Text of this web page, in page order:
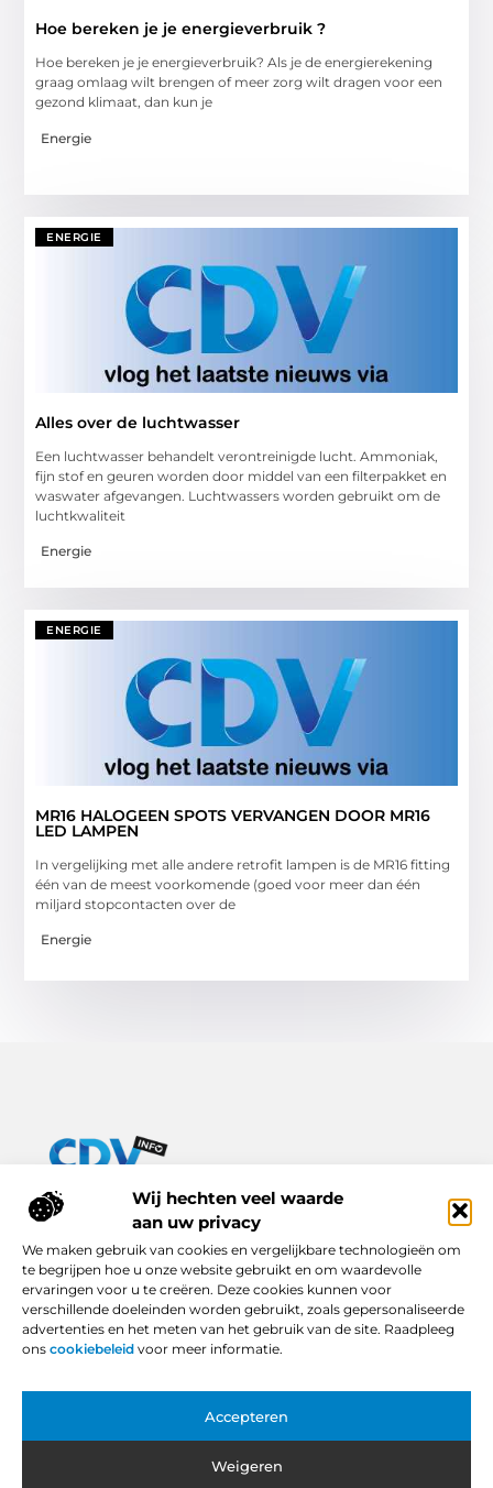
Wij hechten veel waarde
aan uw privacy
We maken gebruik van cookies en vergelijkbare technologieën om
te begrijpen hoe u onze website gebruikt en om waardevolle
ervaringen voor u te creëren. Deze cookies kunnen voor
verschillende doeleinden worden gebruikt, zoals gepersonaliseerde
advertenties en het meten van het gebruik van de site. Raadpleeg
ons cookiebeleid voor meer informatie.
Accepteren
Weigeren
Hoe bereken je je energieverbruik ?
Hoe bereken je je energieverbruik? Als je de energierekening
graag omlaag wilt brengen of meer zorg wilt dragen voor een
gezond klimaat, dan kun je
Energie
ENERGIE
Alles over de luchtwasser
Een luchtwasser behandelt verontreinigde lucht. Ammoniak,
fijn stof en geuren worden door middel van een filterpakket en
waswater afgevangen. Luchtwassers worden gebruikt om de
luchtkwaliteit
Energie
ENERGIE
MR16 HALOGEEN SPOTS VERVANGEN DOOR MR16
LED LAMPEN
In vergelijking met alle andere retrofit lampen is de MR16 fitting
één van de meest voorkomende (goed voor meer dan één
miljard stopcontacten over de
Energie
Van praktische tips tot inspirerende verhalen – alles op Cdv-
Ontdek een breed scala aan blogs en artikelen die je dagelijks
leven verrijken, van handige adviezen tot boeiende inzichten.
Bericht categorie
Onze informatie